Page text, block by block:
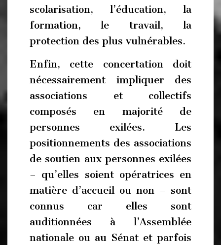
scolarisation, l’éducation, la
formation, le travail, la
protection des plus vulnérables.
Enfin, cette concertation doit
nécessairement impliquer des
associations et collectifs
composés en majorité de
personnes exilées. Les
positionnements des associations
de soutien aux personnes exilées
– qu’elles soient opératrices en
matière d’accueil ou non – sont
connus car elles sont
auditionnées à l’Assemblée
nationale ou au Sénat et parfois